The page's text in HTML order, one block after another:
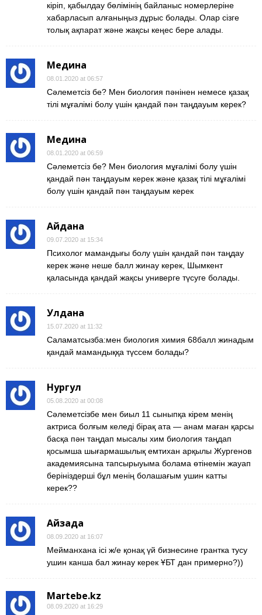
кіріп, қабылдау бөлімінің байланыс номерлеріне
хабарласып алғаныңыз дұрыс болады. Олар сізге
толық ақпарат және жақсы кеңес бере алады.
Медина
08.01.2020 at 06:57
Сəлеметсіз бе? Мен биология пəнінен немесе қазақ
тілі мұғалімі болу үшін қандай пəн таңдауым керек?
Медина
08.01.2020 at 06:59
Сəлеметсіз бе? Мен биология мұғалімі болу үшін
қандай пəн таңдауым керек жəне қазақ тілі мұғалімі
болу үшін қандай пəн таңдауым керек
Айдана
09.07.2020 at 15:34
Психолог мамандығы болу үшін қандай пән таңдау
керек және неше балл жинау керек, Шымкент
қаласында қандай жақсы универге түсуге болады.
Улдана
15.07.2020 at 11:32
Саламатсызба:мен биология химия 68балл жинадым
қандай мамандыққа түссем болады?
Нургул
05.08.2020 at 00:08
Сәлеметсізбе мен биыл 11 сыныпқа кірем менің
актриса болғым келеді бірақ ата — анам маған қарсы
басқа пән таңдап мысалы хим биология таңдап
қосымша шығармашылық емтихан арқылы Жургенов
академиясына тапсырыуыма болама өтінемін жауап
берініздерші бұл менің болашағым ушин катты
керек??
Айзада
08.09.2020 at 16:07
Мейманхана ісі ж/е қонақ үй бизнесине грантка тусу
ушин канша бал жинау керек ҰБТ дан примерно?))
Martebe.kz
08.09.2020 at 16:29